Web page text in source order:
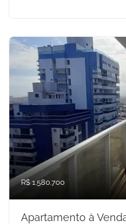
R$ 1.580.700
Apartamento à